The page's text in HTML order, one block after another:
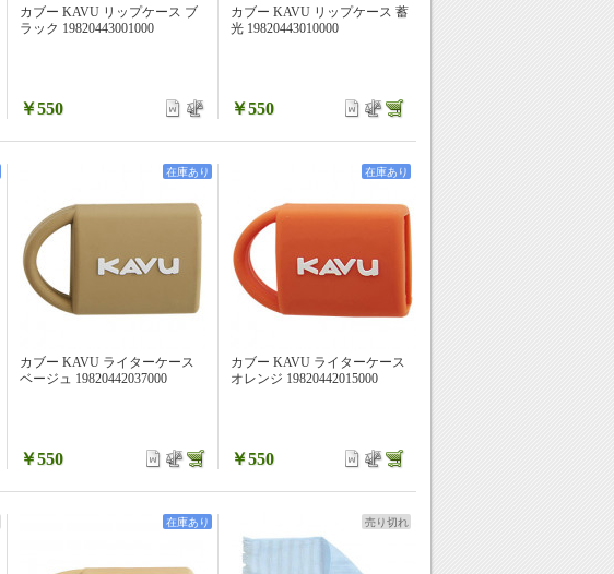
カブー KAVU リップケース ブ
ラック 19820443001000
￥550
カブー KAVU リップケース 蓄
光 19820443010000
￥550
カブー KAVU ライターケース
ベージュ 19820442037000
￥550
在庫あり
カブー KAVU ライターケース
オレンジ 19820442015000
￥550
在庫あり
在庫あり 売り切れ